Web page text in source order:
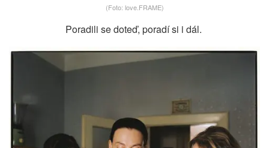
(Foto: love.FRAME)
Poradili se doteď, poradí si i dál.